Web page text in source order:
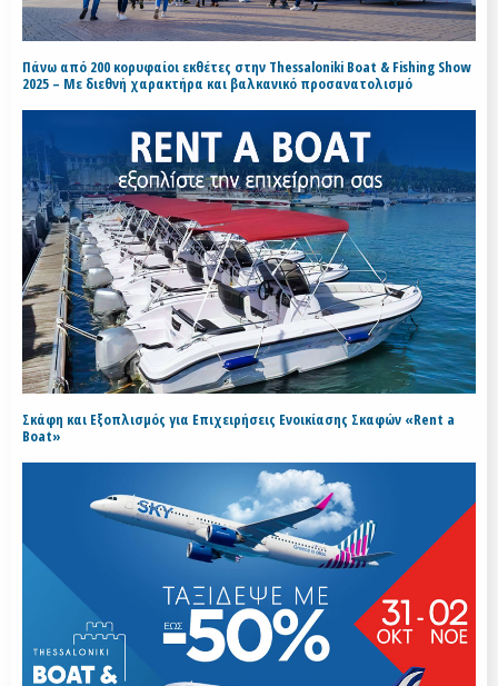
Πάνω από 200 κορυφαίοι εκθέτες στην Thessaloniki Boat & Fishing Show
2025 – Με διεθνή χαρακτήρα και βαλκανικό προσανατολισμό
Σκάφη και Εξοπλισμός για Επιχειρήσεις Ενοικίασης Σκαφών «Rent a
Boat»